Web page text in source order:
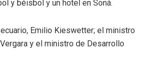
y béisbol y un hotel en Soná.
Emilio Kieswetter; el ministro
y el ministro de Desarrollo